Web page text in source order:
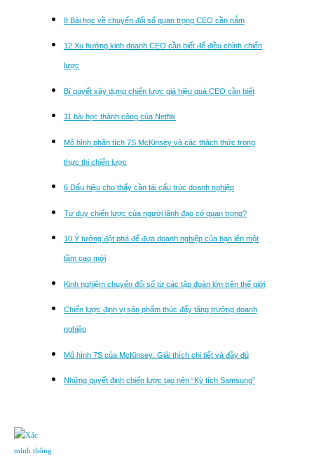
8 Bài học về chuyển đổi số quan trọng CEO cần nắm
12 Xu hướng kinh doanh CEO cần biết để điều chỉnh chiến
lược
Bí quyết xây dựng chiến lược giá hiệu quả CEO cần biết
11 bài học thành công của Netflix
Mô hình phân tích 7S McKinsey và các thách thức trong
thực thi chiến lược
6 Dấu hiệu cho thấy cần tái cấu trúc doanh nghiệp
Tư duy chiến lược của người lãnh đạo có quan trọng?
10 Ý tưởng đột phá để đưa doanh nghiệp của bạn lên một
tầm cao mới
Kinh nghiệm chuyển đổi số từ các tập đoàn lớn trên thế giới
Chiến lược định vị sản phẩm thúc đẩy tăng trưởng doanh
nghiệp
Mô hình 7S của McKinsey: Giải thích chi tiết và đầy đủ
Những quyết định chiến lược tạo nên “Kỳ tích Samsung”